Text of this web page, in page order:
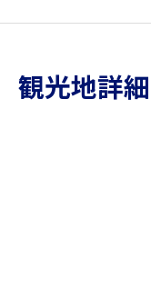
観光地詳細